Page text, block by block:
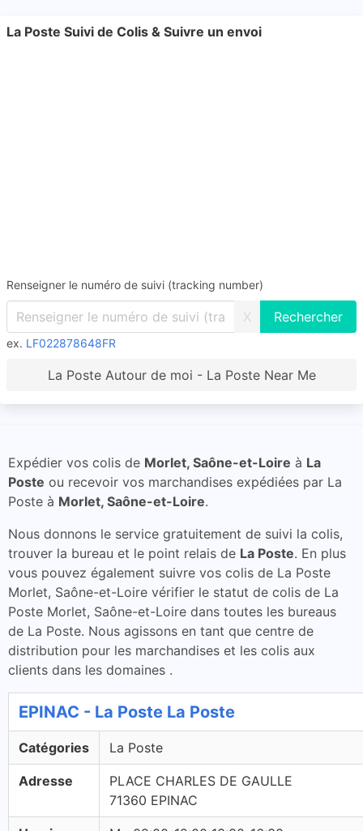
La Poste Suivi de Colis & Suivre un envoi
Renseigner le numéro de suivi (tracking number)
X
ex. LF022878648FR
La Poste Autour de moi - La Poste Near Me
Expédier vos colis de Morlet, Saône-et-Loire à La
Poste ou recevoir vos marchandises expédiées par La
Poste à Morlet, Saône-et-Loire.
Nous donnons le service gratuitement de suivi la colis,
trouver la bureau et le point relais de La Poste. En plus
vous pouvez également suivre vos colis de La Poste
Morlet, Saône-et-Loire vérifier le statut de colis de La
Poste Morlet, Saône-et-Loire dans toutes les bureaus
de La Poste. Nous agissons en tant que centre de
distribution pour les marchandises et les colis aux
clients dans les domaines .
EPINAC - La Poste La Poste
Catégories La Poste
Adresse
PLACE CHARLES DE GAULLE
71360 EPINAC